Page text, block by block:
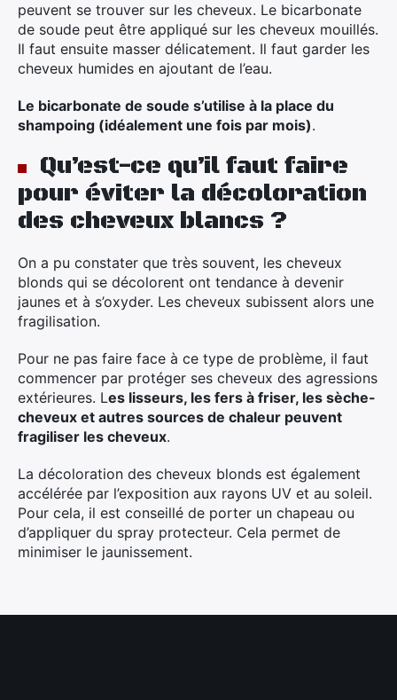
peuvent se trouver sur les cheveux. Le bicarbonate
de soude peut être appliqué sur les cheveux mouillés.
Il faut ensuite masser délicatement. Il faut garder les
cheveux humides en ajoutant de l’eau.
Le bicarbonate de soude s’utilise à la place du
shampoing (idéalement une fois par mois).
Qu’est-ce qu’il faut faire
pour éviter la décoloration
des cheveux blancs ?
On a pu constater que très souvent, les cheveux
blonds qui se décolorent ont tendance à devenir
jaunes et à s’oxyder. Les cheveux subissent alors une
fragilisation.
Pour ne pas faire face à ce type de problème, il faut
commencer par protéger ses cheveux des agressions
extérieures. Les lisseurs, les fers à friser, les sèche-
cheveux et autres sources de chaleur peuvent
fragiliser les cheveux.
La décoloration des cheveux blonds est également
accélérée par l’exposition aux rayons UV et au soleil.
Pour cela, il est conseillé de porter un chapeau ou
d’appliquer du spray protecteur. Cela permet de
minimiser le jaunissement.